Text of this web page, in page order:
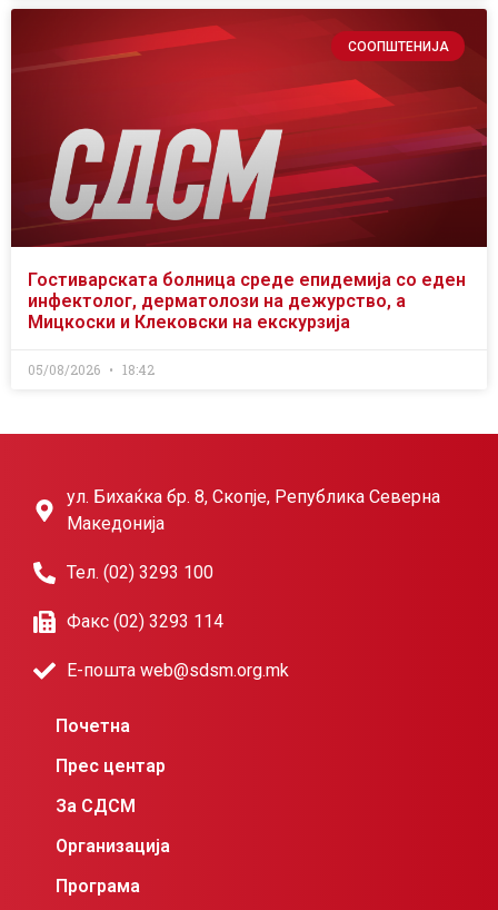
СООПШТЕНИЈА
Гостиварската болница среде епидемија со еден
инфектолог, дерматолози на дежурство, а
Мицкоски и Клековски на екскурзија
05/08/2026 18:42
ул. Бихаќка бр. 8, Скопје, Република Северна
Македонија
Тел. (02) 3293 100
Факс (02) 3293 114
Е-пошта web@sdsm.org.mk
Почетна
Прес центар
За СДСМ
Организација
Програма